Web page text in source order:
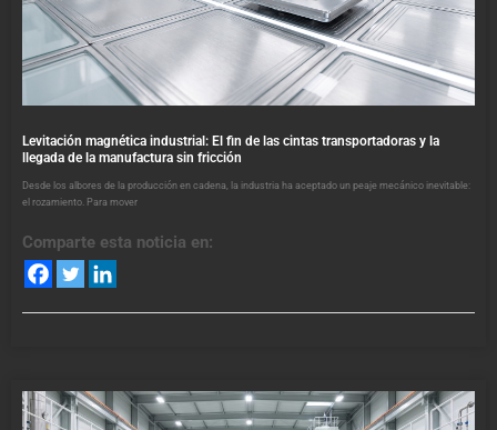
Levitación magnética industrial: El fin de las cintas transportadoras y la
llegada de la manufactura sin fricción
Desde los albores de la producción en cadena, la industria ha aceptado un peaje mecánico inevitable:
el rozamiento. Para mover
Comparte esta noticia en: